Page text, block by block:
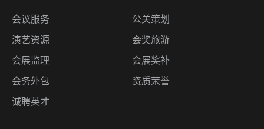
会议服务
公关策划
演艺资源
会奖旅游
会展监理
会展奖补
会务外包
资质荣誉
诚聘英才